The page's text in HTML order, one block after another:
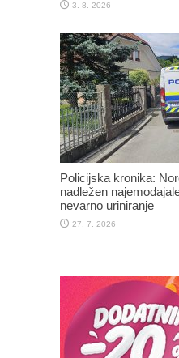
3. 8. 2026
Policijska kronika:
nadležen
nevarno uriniranje
27. 7. 2026